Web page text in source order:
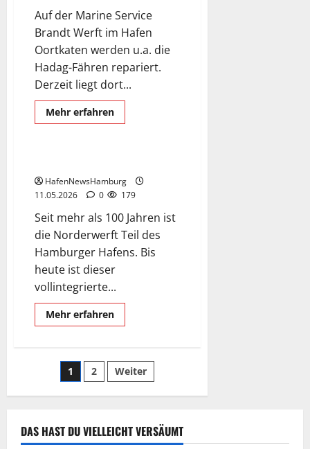
Auf der Marine Service
Brandt Werft im Hafen
Oortkaten werden u.a. die
Hadag-Fähren repariert.
Derzeit liegt dort...
Mehr erfahrenMehr
Informationen
Oortkaten.
Exclusive Aerial Pics
Hafen
Hafennews
Norderwerft
Schiffswerft
HafenNewsHamburg
11.05.2026
0 179
Seit mehr als 100 Jahren ist
die Norderwerft Teil des
Hamburger Hafens. Bis
heute ist dieser
vollintegrierte...
Mehr erfahrenMehr
Informationen
Seitennummerierung
der
Beiträge
1 2 Weiter
DAS HAST DU VIELLEICHT VERSÄUMT